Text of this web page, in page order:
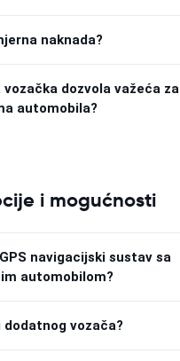
naknada?
dozvola važeća za
automobila?
i mogućnosti
navigacijski sustav sa
automobilom?
vozača?